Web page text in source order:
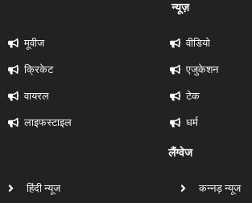
न्यूज़
मूवीज
क्रिकेट
वायरल
लाइफस्टाइल
वीडियो
एजुकेशन
टेक
धर्म
लैंग्वेज
हिंदी न्यूज कन्नड़ न्यूज